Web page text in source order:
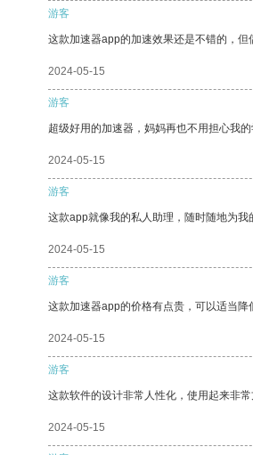
游客
这款加速器app的加速效果还是不错的，但
2024-05-15
游客
超级好用的加速器，妈妈再也不用担心我的
2024-05-15
游客
这款app就像我的私人助理，随时随地为我
2024-05-15
游客
这款加速器app的价格有点贵，可以适当降
2024-05-15
游客
这款软件的设计非常人性化，使用起来非常
2024-05-15